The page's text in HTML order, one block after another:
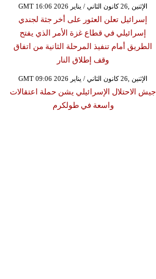
GMT 16:06 2026 الإثنين ,26 كانون الثاني / يناير
إسرائيل تعلن العثور على أخر جثة لجندي
إسرائيلي في قطاع غزة الأمر الذي يفتح
الطريق أمام تنفيذ المرحلة الثانية من اتفاق
وقف إطلاق النار
GMT 09:06 2026 الإثنين ,26 كانون الثاني / يناير
جيش الاحتلال الإسرائيلي يشن حملة اعتقالات
واسعة في طولكرم